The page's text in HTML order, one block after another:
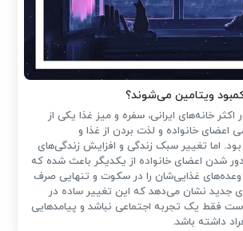
کمبود ویتامین می‌شوند؟
خانه‌های ایرانی، سفره و میز غذا یکی از
اعضای خانواده و لذت بردن از غذا و
اما تغییر سبک زندگی و افزایش زندگی‌های
شدن اعضای خانواده از یکدیگر باعث شده که
وعده‌های غذایی‌شان را در سکوت و تنهایی صرف
جدید نشان می‌دهد که این تغییر ساده در
فقط یک تجربه اجتماعی نباشد و پیامدهایی
داشته باشد.